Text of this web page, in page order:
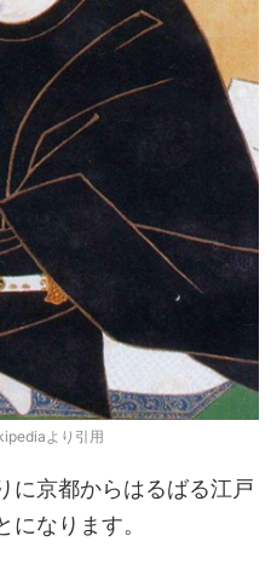
より引用
に京都からはるばる江戸
なります。